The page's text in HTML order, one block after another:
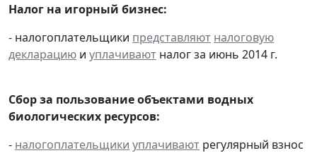
Налог на игорный бизнес:
- налогоплательщики представляют налоговую
декларацию и уплачивают налог за июнь 2014 г.
Сбор за пользование объектами водных
биологических ресурсов:
- налогоплательщики уплачивают регулярный взнос